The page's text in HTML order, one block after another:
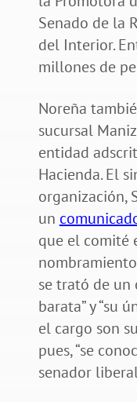
Senado de la
del Interior.
millones de
Noreña
sucursal
entidad
Hacienda. El
organización,
un
que el comité
se trató de un
barata” y “su
el cargo son
pues, “se
senador